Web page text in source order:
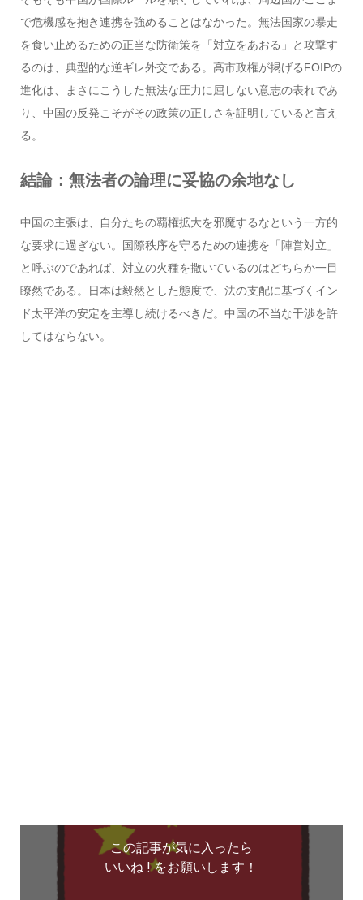
で危機感を抱き連携を強めることはなかった。無法国家の暴走
を食い止めるための正当な防衛策を「対立をあおる」と攻撃す
るのは、典型的な逆ギレ外交である。高市政権が掲げるFOIPの
進化は、まさにこうした無法な圧力に屈しない意志の表れであ
り、中国の反発こそがその政策の正しさを証明していると言え
る。
結論：無法者の論理に妥協の余地なし
中国の主張は、自分たちの覇権拡大を邪魔するなという一方的
な要求に過ぎない。国際秩序を守るための連携を「陣営対立」
と呼ぶのであれば、対立の火種を撒いているのはどちらか一目
瞭然である。日本は毅然とした態度で、法の支配に基づくイン
ド太平洋の安定を主導し続けるべきだ。中国の不当な干渉を許
してはならない。
この記事が気に入ったら
いいね ! をお願いします！